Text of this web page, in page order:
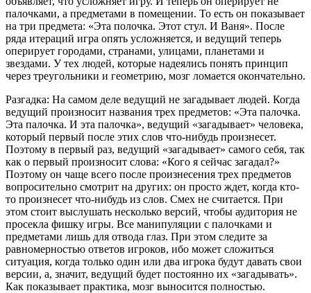
палочками, а предметами в помещении. То есть он показывает
на три предмета: «Эта полочка. Этот стул. И Ваня». После
ряда итераций игра опять усложняется, и ведущий теперь
оперирует городами, странами, улицами, планетами и
звездами. У тех людей, которые надеялись понять принцип
через треугольники и геометрию, мозг ломается окончательно.
Разгадка: На самом деле ведущий не загадывает людей. Когда
ведущий произносит названия трех предметов: «Эта палочка.
Эта палочка. И эта палочка», ведущий «загадывает» человека,
который первый после этих слов что-нибудь произнесет.
Поэтому в первый раз, ведущий «загадывает» самого себя, так
как о первый произносит слова: «Кого я сейчас загадал?»
Поэтому он чаще всего после произнесения трех предметов
вопросительно смотрит на других: он просто ждет, когда кто-
то произнесет что-нибудь из слов. Смех не считается. При
этом стоит выслушать несколько версий, чтобы аудитория не
просекла фишку игры. Все манипуляции с палочками и
предметами лишь для отвода глаз. При этом следите за
равномерностью ответов игроков, ибо может сложиться
ситуация, когда только один или два игрока будут давать свои
версии, а, значит, ведущий будет постоянно их «загадывать».
Как показывает практика, мозг выносится полностью.